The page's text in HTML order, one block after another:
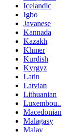
Icelandic
Igbo
Javanese
Kannada
Kazakh
Khmer
Kurdish
Kyrgyz
Latin
Latvian
Lithuanian
Luxembou..
Macedonian
Malagasy
Malay